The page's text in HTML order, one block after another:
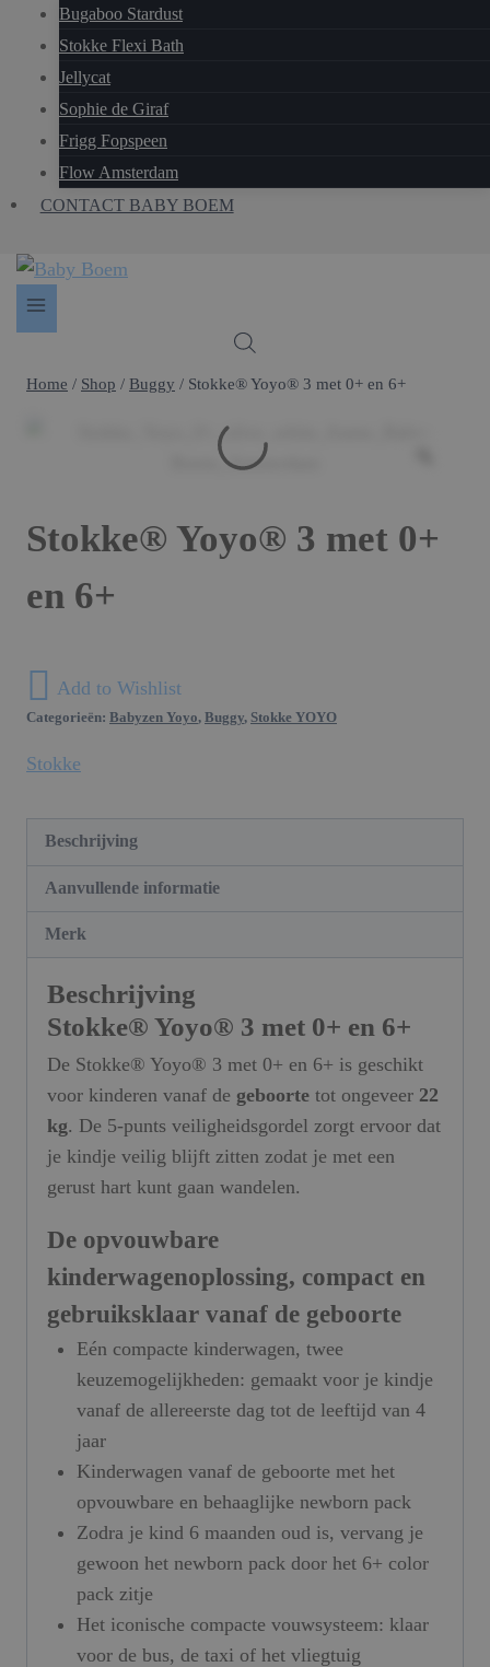
Bugaboo Stardust
Stokke Flexi Bath
Jellycat
Sophie de Giraf
Frigg Fopspeen
Flow Amsterdam
CONTACT BABY BOEM
Home / Shop / Buggy / Stokke® Yoyo® 3 met 0+ en 6+
Stokke® Yoyo® 3 met 0+
en 6+
Add to Wishlist
Categorieën: Babyzen Yoyo, Buggy, Stokke YOYO
Stokke
Beschrijving
Aanvullende informatie
Merk
Beschrijving
Stokke® Yoyo® 3 met 0+ en 6+
De Stokke® Yoyo® 3 met 0+ en 6+ is geschikt
voor kinderen vanaf de geboorte tot ongeveer 22
kg. De 5-punts veiligheidsgordel zorgt ervoor dat
je kindje veilig blijft zitten zodat je met een
gerust hart kunt gaan wandelen.
De opvouwbare
kinderwagenoplossing, compact en
gebruiksklaar vanaf de geboorte
Eén compacte kinderwagen, twee
keuzemogelijkheden: gemaakt voor je kindje
vanaf de allereerste dag tot de leeftijd van 4
jaar
Kinderwagen vanaf de geboorte met het
opvouwbare en behaaglijke newborn pack
Zodra je kind 6 maanden oud is, vervang je
gewoon het newborn pack door het 6+ color
pack zitje
Het iconische compacte vouwsysteem: klaar
voor de bus, de taxi of het vliegtuig